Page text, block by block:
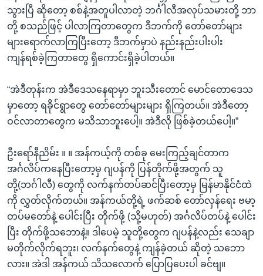
သွားပြီ ဆိုတော့ စစ်နဲ့အတူပါလာတဲ့ ဘင်္ဂါလီအလုပ်သမားတို့ ဘာ
တို့ စသည်ဖြင့် ပါလာကြတာတွေက ဒီဘက်ကို တော်တော်များ
များရောက်လာကြပြီးတော့ ဒီဘက်မှာပဲ နည်းနည်းပါးပါး
ကျန်ရစ်ခဲ့ကြတာတွေ ရှိကောင်းရှိခဲ့ပါတယ်။
“အဲဒီတုန်းက အဲဒီဒေသနေရာမှာ ဘူးသီးတောင် မောင်တောဒေသ
မှာတော့ ရခိုင်ရွာတွေ တော်တော်များများ ရှိကြတယ်။ အဲဒီတော့
ဝင်လာတာတွေက မသိသာဘူးပေါ့။ အဲဒီလို ဖြစ်ခဲ့တယ်ပေါ့။”
ဦးရော်နီညိမ်း ။ ။ အန်ကယ့်ကို တစ်ခု မေးကြည့်ချင်တာက
အင်္ဂလိပ်ကနေပြီးတော့မှ ဂျပန်ကို ပြန်တိုက်ဖို့အတွက် သူ
တို့(ဘင်္ဂါလီ) တွေကို လက်နက်တပ်ဆင်ပြီးတော့မှ မြန်မာနိုင်ငံထဲ
ကို လွှတ်လိုက်တယ်။ အန်ကယ်တို့ရဲ့ ဖက်ဆစ် တော်လှန်ရေး ဗမာ့
တပ်မတော်နဲ့ ပေါင်းပြီး တိုက်ဖို့ (သို့မဟုတ်) အင်္ဂလိပ်တပ်နဲ့ ပေါင်း
ပြီး တိုက်ဖို့သဘောနဲ့။ ဒါပေမဲ့ သူတို့တွေက ဂျပန်နဲ့လည်း သေချာ
မတိုက်လိုက်ရဘူး၊ လက်နက်တွေနဲ့ ကျန်ခဲ့တယ် ဆိုတဲ့ သဘော
လား။ အဲဒါ အန်ကယ် သိသလောက် ပြောပြပေးပါ ခင်ဗျ။